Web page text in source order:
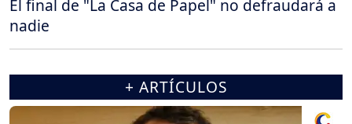
El final de "La Casa de Papel" no defraudará a
nadie
+ ARTÍCULOS